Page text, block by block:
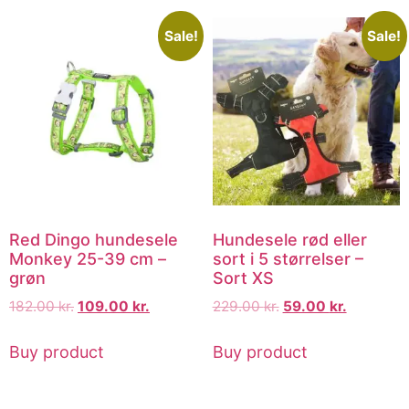
Sale!
Red Dingo hundesele
Monkey 25-39 cm –
grøn
182.00kr. 109.00 kr.
Buy product
Sale!
Hundesele rød eller
sort i 5 størrelser –
Sort XS
229.00kr. 59.00 kr.
Buy product